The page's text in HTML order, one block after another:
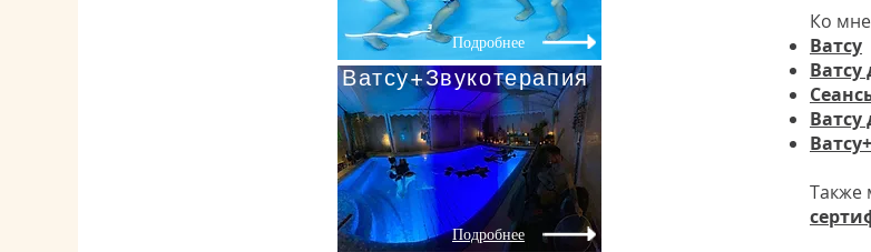
Подробнее
Ватсу+Звукотерапия
Подробнее
Ко
Ватсу
Ватсу
Также